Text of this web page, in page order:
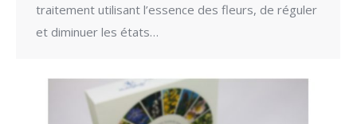
traitement utilisant l’essence des fleurs, de réguler
et diminuer les états…